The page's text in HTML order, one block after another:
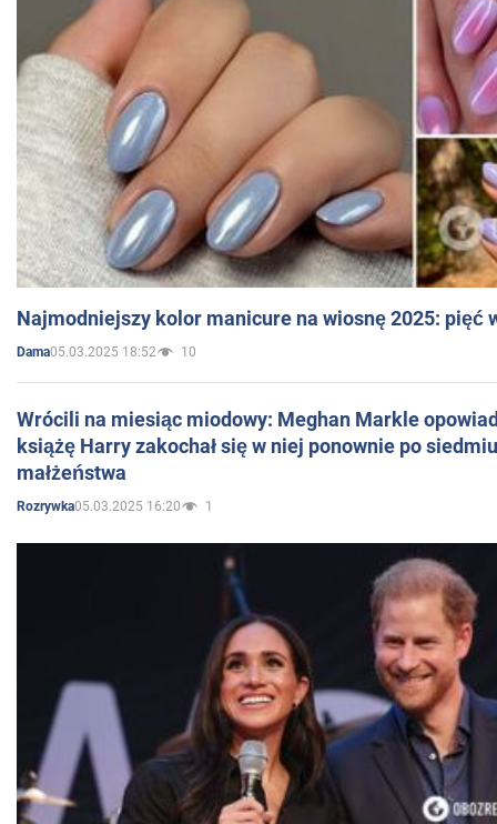
Najmodniejszy kolor manicure na wiosnę 2025: pięć
Dama05.03.2025 18:52 10
Wrócili na miesiąc miodowy: Meghan Markle
książę Harry zakochał się w niej ponownie po
małżeństwa
Rozrywka05.03.2025 16:20 1